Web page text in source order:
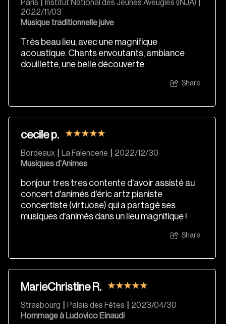
Paris Institut National des Jeunes Aveugles (INJA)
2022/11/03
Musique traditionnelle juive
Très beau lieu, avec une magnifique
acoustique. Chants envoutants, ambiance
douillette, une belle découverte.
Share
cecile p.
Bordeaux La Faïencerie
2022/12/30
Musiques d'Animes
bonjour tres tres contente d'avoir assisté au
concert d'animés d'éric artz pianiste
concertiste (virtuose) qui a partagé ses
musiques d'animés dans un lieu magnifique !
Share
MarieChristine R.
Strasbourg Palais des Fêtes
2023/04/30
Hommage à Ludovico Einaudi